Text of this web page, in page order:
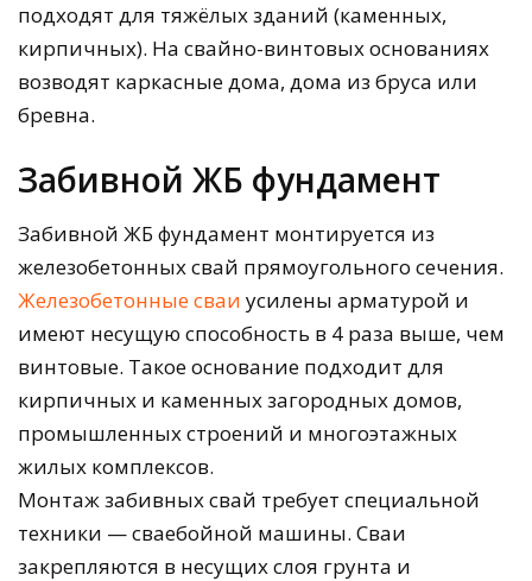
подходят для тяжёлых зданий (каменных,
кирпичных). На свайно-винтовых основаниях
возводят каркасные дома, дома из бруса или
бревна.
Забивной ЖБ фундамент
Забивной ЖБ фундамент монтируется из
железобетонных свай прямоугольного сечения.
Железобетонные сваи усилены арматурой и
имеют несущую способность в 4 раза выше, чем
винтовые. Такое основание подходит для
кирпичных и каменных загородных домов,
промышленных строений и многоэтажных
жилых комплексов.
Монтаж забивных свай требует специальной
техники — сваебойной машины. Сваи
закрепляются в несущих слоя грунта и